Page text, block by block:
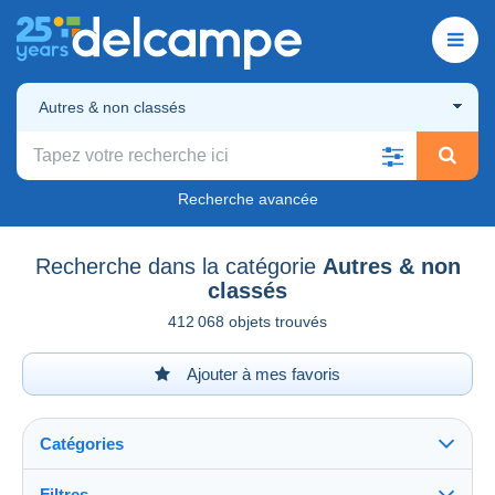
Autres & non classés
Recherche avancée
Recherche dans la catégorie Autres & non
classés
412 068 objets trouvés
Ajouter à mes favoris
Catégories